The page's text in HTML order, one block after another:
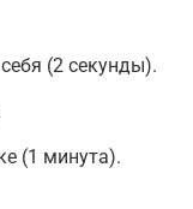
(2 секунды).
(1 минута).